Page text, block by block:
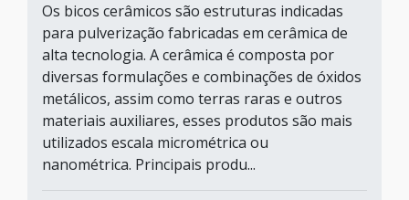
Os bicos cerâmicos são estruturas indicadas
para pulverização fabricadas em cerâmica de
alta tecnologia. A cerâmica é composta por
diversas formulações e combinações de óxidos
metálicos, assim como terras raras e outros
materiais auxiliares, esses produtos são mais
utilizados escala micrométrica ou
nanométrica. Principais produ...